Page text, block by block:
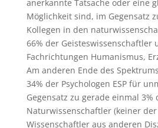
anerkannte Tatsache oder eine
Möglichkeit sind, im Gegensatz
Kollegen in den
66% der Geisteswissenschaftler
Fachrichtungen Humanismus,
Am anderen Ende des
34% der Psychologen ESP für
Gegensatz zu gerade einmal 3%
Naturwissenschaftler (keiner der
Wissenschaftler aus anderen